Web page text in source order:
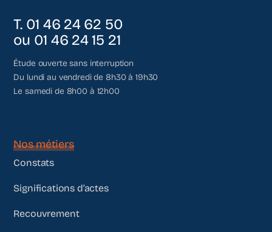
T. 01 46 24 62 50
ou 01 46 24 15 21
Étude ouverte sans interruption
Du lundi au vendredi de 8h30 à 19h30
Le samedi de 8h00 à 12h00
Nos métiers
Constats
Significations d’actes
Recouvrement